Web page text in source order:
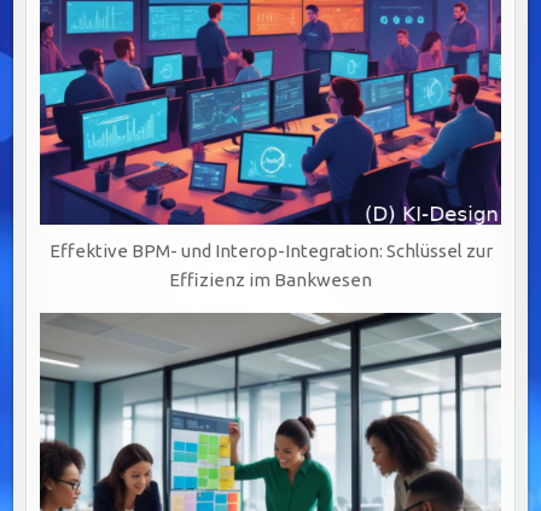
Effektive BPM- und Interop-Integration: Schlüssel zur
Effizienz im Bankwesen